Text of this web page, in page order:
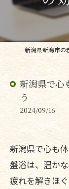
新潟県で心
う
2024/09/16
新潟県で心も
盤浴は、温か
疲れを解きほ